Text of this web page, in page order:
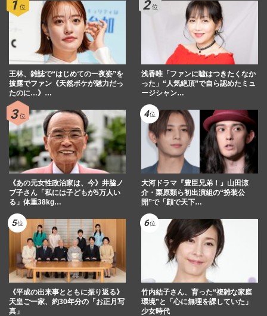
王林、雑誌で“はじめての一夜姿”を
披露でファン《天然ボケが魅力だっ
たのに…》…
浅香唯「ファンに嘘はつきたくなか
った」“人気絶頂”で自ら認めたミュ
ージシャン…
《あの元女性政治家は、今》井脇ノ
ブ子さん「私には子どもが5万人い
る」体重38kg…
大河ドラマ『豊臣兄弟！』山田涼
介・栗原類ら初出演組の“扮装公
開”で「顔で天下…
《平成の出来事とともに振り返る》
天皇ご一家、約30年分の「お正月写
真」
竹内結子さん、育った“複雑な家庭
環境”と「心に無理を課していた」
少女時代